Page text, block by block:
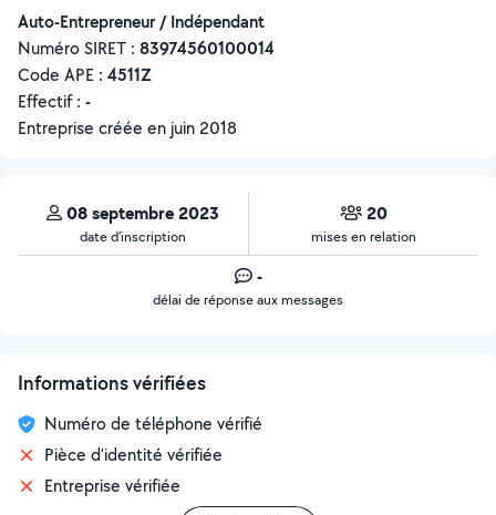
Auto-Entrepreneur / Indépendant
Numéro SIRET : ‍83974560100014
Code APE : 4511Z
Effectif : -
Entreprise créée en juin 2018
08 septembre 2023
date d’inscription
20
mises en relation
-
délai de réponse aux messages
Informations vérifiées
Numéro de téléphone vérifié
Pièce d'identité vérifiée
Entreprise vérifiée